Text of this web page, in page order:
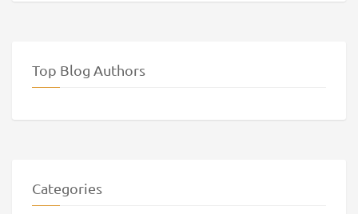
Top Blog Authors
Categories